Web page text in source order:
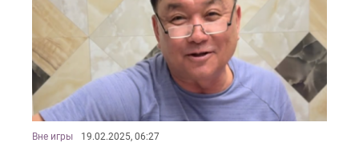
Вне игры 19.02.2025, 06:27